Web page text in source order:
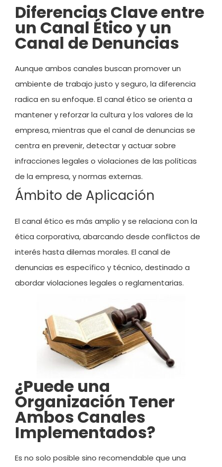
Diferencias Clave entre
un Canal Ético y un
Canal de Denuncias
Aunque ambos canales buscan promover un
ambiente de trabajo justo y seguro, la diferencia
radica en su enfoque. El canal ético se orienta a
mantener y reforzar la cultura y los valores de la
empresa, mientras que el canal de denuncias se
centra en prevenir, detectar y actuar sobre
infracciones legales o violaciones de las políticas
de la empresa, y normas externas.
Ámbito de Aplicación
El canal ético es más amplio y se relaciona con la
ética corporativa, abarcando desde conflictos de
interés hasta dilemas morales. El canal de
denuncias es específico y técnico, destinado a
abordar violaciones legales o reglamentarias.
¿Puede una
Organización Tener
Ambos Canales
Implementados?
Es no solo posible sino recomendable que una